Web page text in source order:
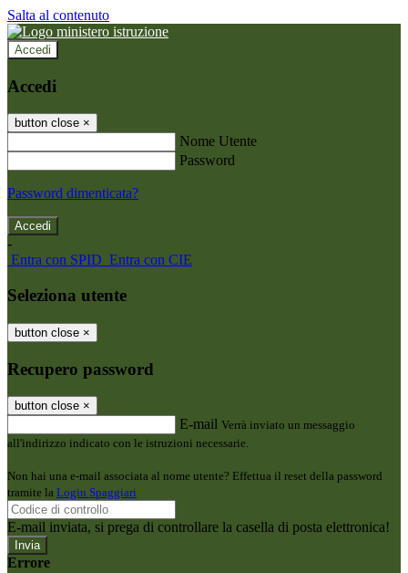
Salta al contenuto
Accedi
Accedi
button close ×
Nome Utente
Password
Password dimenticata?
-
Entra con SPID Entra con CIE
Seleziona utente
button close ×
Recupero password
button close ×
E-mail Verrà inviato un messaggio
all'indirizzo indicato con le istruzioni necessarie.
Non hai una e-mail associata al nome utente? Effettua il reset della password
tramite la Login Spaggiari
E-mail inviata, si prega di controllare la casella di posta elettronica!
Errore